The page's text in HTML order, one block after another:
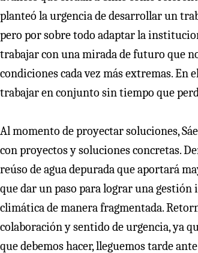
planteó la urgencia de desarrollar un
pero por sobre todo adaptar la
trabajar con una mirada de futuro que
condiciones cada vez más extremas. En
trabajar en conjunto sin tiempo que
Al momento de proyectar soluciones,
con proyectos y soluciones concretas.
reúso de agua depurada que aportará
que dar un paso para lograr una
climática de manera fragmentada.
colaboración y sentido de urgencia, ya
que debemos hacer, lleguemos tarde